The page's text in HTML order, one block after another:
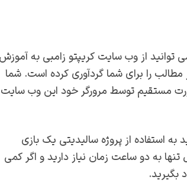
توانید از وب سایت کریپتو زامبی به آموزش
مطالب را برای شما گردآوری کرده است. شما
مستقیم توسط مرورگر خود این وب سایت
استفاده از پروژه سالیدیتی یک بازی
به دو ساعت زمان نیاز دارید و اگر کمی
بگیرید.